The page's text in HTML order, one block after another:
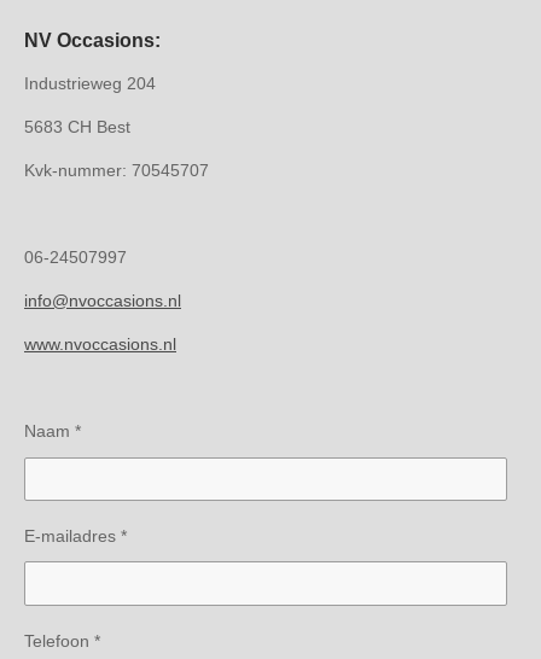
NV Occasions:
Industrieweg 204
5683 CH Best
Kvk-nummer: 70545707
06-24507997
info@nvoccasions.nl
www.nvoccasions.nl
Naam *
E-mailadres *
Telefoon *